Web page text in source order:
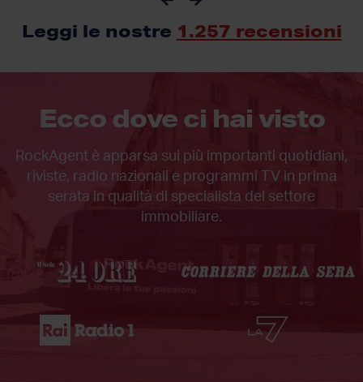
Leggi le nostre 1.257 recensioni
Ecco dove ci hai visto
RockAgent è apparsa sui più importanti quotidiani,
riviste, radio nazionali e programmi TV in prima
serata in qualità di specialista del settore
immobiliare.